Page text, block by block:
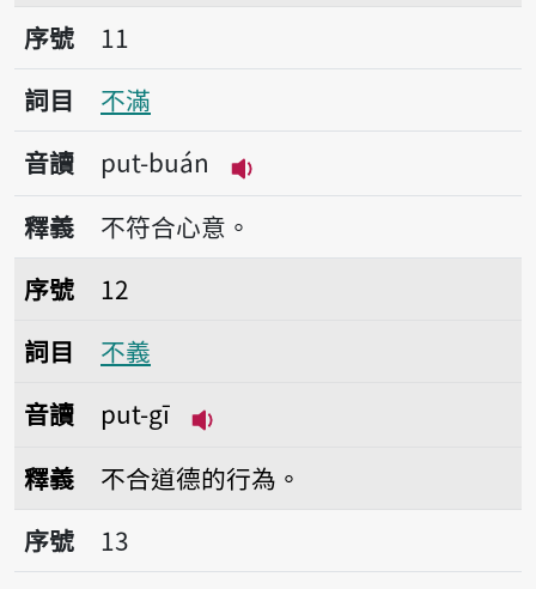
序號11不滿
序號
11
詞目
不滿
音讀
put-buán
播放音讀put-buán
釋義
不符合心意。
序號12不義
序號
12
詞目
不義
音讀
put-gī
釋義
不合道德的行為。
序號13不孝
序號
13